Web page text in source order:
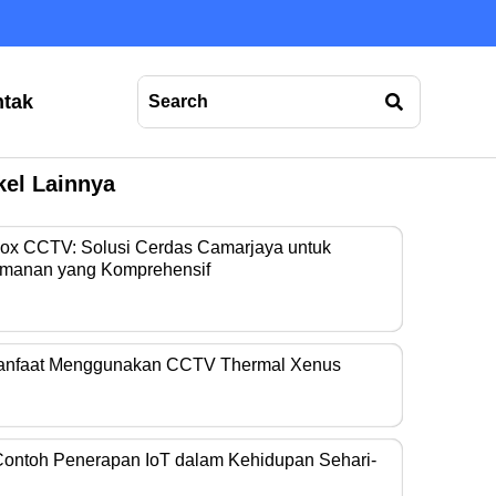
Lainnya
CCTV: Solusi Cerdas Camarjaya untuk
yang Komprehensif
Menggunakan CCTV Thermal Xenus
Penerapan IoT dalam Kehidupan Sehari-